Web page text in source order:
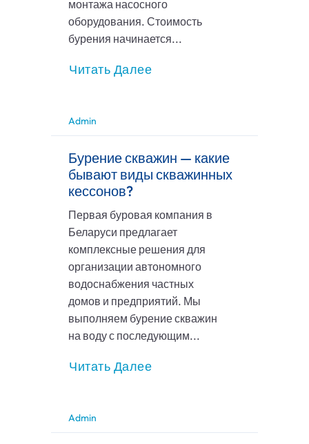
монтажа насосного
оборудования. Стоимость
бурения начинается...
Читать Далее
Admin
Бурение скважин — какие
бывают виды скважинных
кессонов?
Первая буровая компания в
Беларуси предлагает
комплексные решения для
организации автономного
водоснабжения частных
домов и предприятий. Мы
выполняем бурение скважин
на воду с последующим...
Читать Далее
Admin